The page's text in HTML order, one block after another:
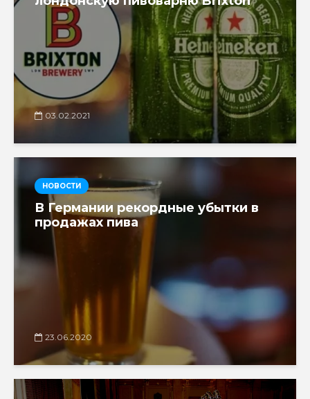
03.02.2021
НОВОСТИ
В Германии рекордные убытки в
продажах пива
23.06.2020